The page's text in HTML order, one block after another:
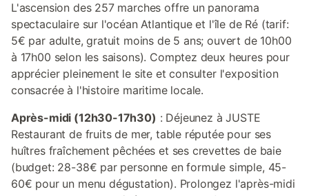
L'ascension des 257 marches offre un panorama
spectaculaire sur l'océan Atlantique et l'île de Ré (tarif:
5€ par adulte, gratuit moins de 5 ans; ouvert de 10h00
à 17h00 selon les saisons). Comptez deux heures pour
apprécier pleinement le site et consulter l'exposition
consacrée à l'histoire maritime locale.
Après-midi (12h30-17h30) : Déjeunez à JUSTE
Restaurant de fruits de mer, table réputée pour ses
huîtres fraîchement pêchées et ses crevettes de baie
(budget: 28-38€ par personne en formule simple, 45-
60€ pour un menu dégustation). Prolongez l'après-midi